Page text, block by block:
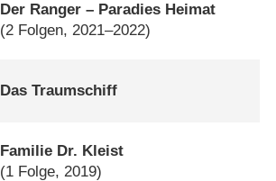
Der Ranger – Paradies Heimat
(2 Folgen, 2021–2022)
Das Traumschiff
Familie Dr. Kleist
(1 Folge, 2019)